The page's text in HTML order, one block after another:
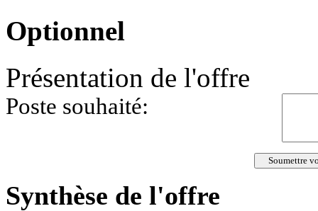
Optionnel
Présentation de l'offre
Poste souhaité:
Synthèse de l'offre